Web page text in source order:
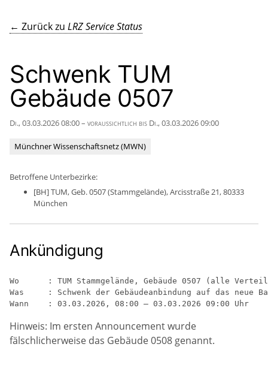
← Zurück zu LRZ Service Status
Schwenk TUM
Gebäude 0507
Di., 03.03.2026 08:00 – voraussichtlich bis Di., 03.03.2026 09:00
Münchner Wissenschaftsnetz (MWN)
Betroffene Unterbezirke:
[BH] TUM, Geb. 0507 (Stammgelände), Arcisstraße 21, 80333
München
Ankündigung
Wo      : TUM Stammgelände, Gebäude 0507 (alle
Was     : Schwenk der Gebäudeanbindung auf das neue
Hinweis: Im ersten Announcement wurde
fälschlicherweise das Gebäude 0508 genannt.